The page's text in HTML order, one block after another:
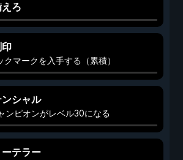
ろ
マークを入手する（累積）
シャル
ンピオンがレベル30になる
テラー